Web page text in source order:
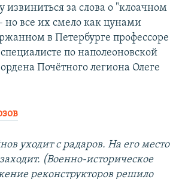
извиниться за слова о "клоачном
но все их смело как цунами
в Петербурге профессоре
по наполеоновской
Почётного легиона Олеге
уходит с радаров. На его место
(Военно-историческое
реконструкторов решило